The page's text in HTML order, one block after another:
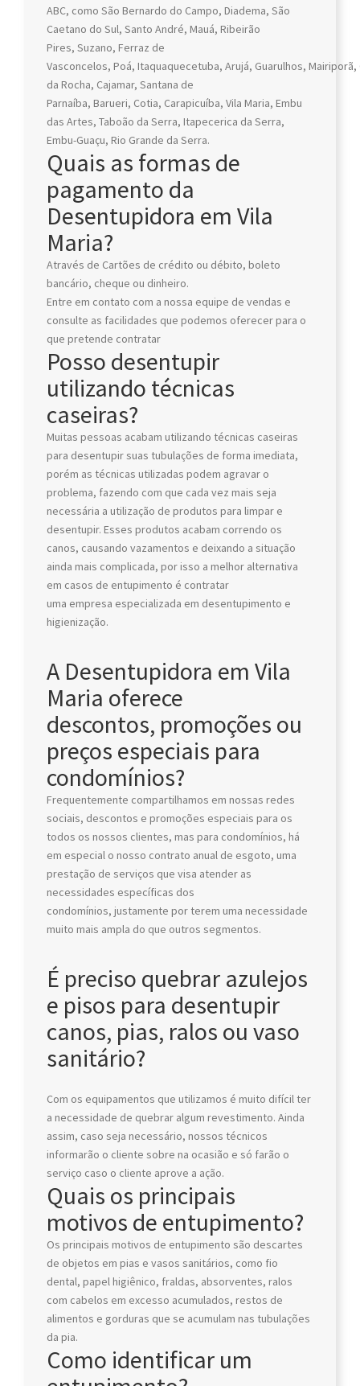
ABC, como São Bernardo do Campo, Diadema, São
Caetano do Sul, Santo André, Mauá, Ribeirão
Pires, Suzano, Ferraz de
Vasconcelos, Poá, Itaquaquecetuba, Arujá, Guarulhos, Mairiporã,
da Rocha, Cajamar, Santana de
Parnaíba, Barueri, Cotia, Carapicuíba, Vila Maria, Embu
das Artes, Taboão da Serra, Itapecerica da Serra,
Embu-Guaçu, Rio Grande da Serra.
Quais as formas de
pagamento da
Desentupidora em Vila
Maria?
Através de Cartões de crédito ou débito, boleto
bancário, cheque ou dinheiro.
Entre em contato com a nossa equipe de vendas e
consulte as facilidades que podemos oferecer para o
que pretende contratar
Posso desentupir
utilizando técnicas
caseiras?
Muitas pessoas acabam utilizando técnicas caseiras
para desentupir suas tubulações de forma imediata,
porém as técnicas utilizadas podem agravar o
problema, fazendo com que cada vez mais seja
necessária a utilização de produtos para limpar e
desentupir. Esses produtos acabam correndo os
canos, causando vazamentos e deixando a situação
ainda mais complicada, por isso a melhor alternativa
em casos de entupimento é contratar
uma empresa especializada em desentupimento e
higienização.
A Desentupidora em Vila
Maria oferece
descontos, promoções ou
preços especiais para
condomínios?
Frequentemente compartilhamos em nossas redes
sociais, descontos e promoções especiais para os
todos os nossos clientes, mas para condomínios, há
em especial o nosso contrato anual de esgoto, uma
prestação de serviços que visa atender as
necessidades específicas dos
condomínios, justamente por terem uma necessidade
muito mais ampla do que outros segmentos.
É preciso quebrar azulejos
e pisos para desentupir
canos, pias, ralos ou vaso
sanitário?
Com os equipamentos que utilizamos é muito difícil ter
a necessidade de quebrar algum revestimento. Ainda
assim, caso seja necessário, nossos técnicos
informarão o cliente sobre na ocasião e só farão o
serviço caso o cliente aprove a ação.
Quais os principais
motivos de entupimento?
Os principais motivos de entupimento são descartes
de objetos em pias e vasos sanitários, como fio
dental, papel higiênico, fraldas, absorventes, ralos
com cabelos em excesso acumulados, restos de
alimentos e gorduras que se acumulam nas tubulações
da pia.
Como identificar um